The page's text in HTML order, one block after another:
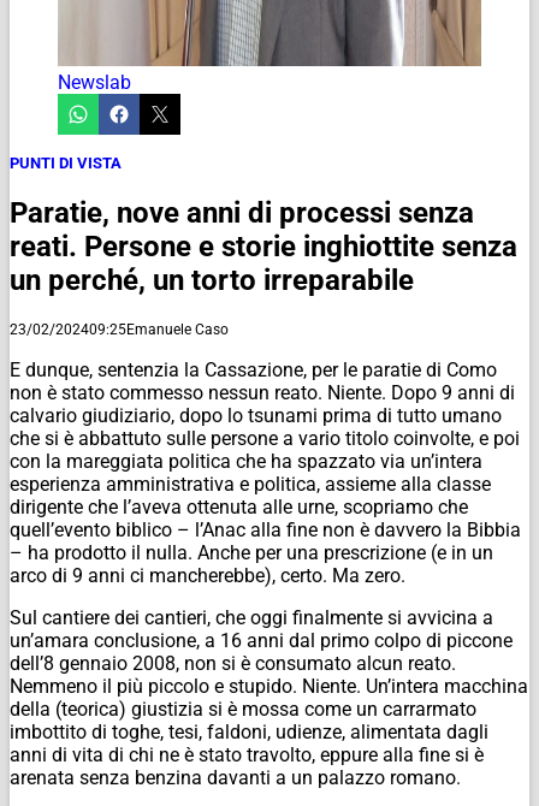
Newslab
PUNTI DI VISTA
Paratie, nove anni di processi senza
reati. Persone e storie inghiottite senza
un perché, un torto irreparabile
23/02/202409:25Emanuele Caso
E dunque, sentenzia la Cassazione, per le paratie di Como
non è stato commesso nessun reato. Niente. Dopo 9 anni di
calvario giudiziario, dopo lo tsunami prima di tutto umano
che si è abbattuto sulle persone a vario titolo coinvolte, e poi
con la mareggiata politica che ha spazzato via un’intera
esperienza amministrativa e politica, assieme alla classe
dirigente che l’aveva ottenuta alle urne, scopriamo che
quell’evento biblico – l’Anac alla fine non è davvero la Bibbia
– ha prodotto il nulla. Anche per una prescrizione (e in un
arco di 9 anni ci mancherebbe), certo. Ma zero.
Sul cantiere dei cantieri, che oggi finalmente si avvicina a
un’amara conclusione, a 16 anni dal primo colpo di piccone
dell’8 gennaio 2008, non si è consumato alcun reato.
Nemmeno il più piccolo e stupido. Niente. Un’intera macchina
della (teorica) giustizia si è mossa come un carrarmato
imbottito di toghe, tesi, faldoni, udienze, alimentata dagli
anni di vita di chi ne è stato travolto, eppure alla fine si è
arenata senza benzina davanti a un palazzo romano.